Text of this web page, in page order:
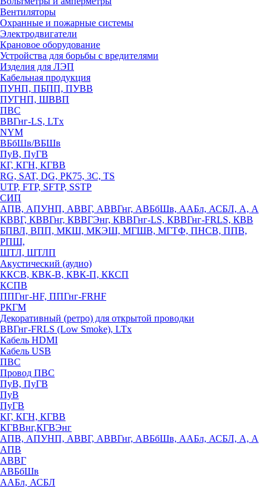
Вентиляторы
Охранные и пожарные системы
Электродвигатели
Крановое оборудование
Устройства для борьбы с вредителями
Изделия для ЛЭП
Кабельная продукция
ПУНП, ПБПП, ПУВВ
ПУГНП, ШВВП
ПВС
ВВГнг-LS, LTx
NYM
ВБбШв/ВБШв
ПуВ, ПуГВ
КГ, КГН, КГВВ
RG, SAT, DG, РК75, 3С, TS
UTP, FTP, SFTP, SSTP
СИП
АПВ, АПУНП, АВВГ, АВВГнг, АВБбШв, ААБл, АСБЛ, А, А
КВВГ, КВВГнг, КВВГЭнг, КВВГнг-LS, КВВГнг-FRLS, КВВ
БПВЛ, ВПП, МКШ, МКЭШ, МГШВ, МГТФ, ПНСВ, ППВ,
РПШ,
ШТЛ, ШТЛП
Акустический (аудио)
ККСВ, КВК-В, КВК-П, ККСП
КСПВ
ППГнг-HF, ППГнг-FRHF
РКГМ
Декоративный (ретро) для открытой проводки
ВВГнг-FRLS (Low Smoke), LTx
Кабель HDMI
Кабель USB
ПВС
Провод ПВС
ПуВ, ПуГВ
ПуВ
ПуГВ
КГ, КГН, КГВВ
КГВВнг,КГВЭнг
АПВ, АПУНП, АВВГ, АВВГнг, АВБбШв, ААБл, АСБЛ, А, А
АПВ
АВВГ
АВБбШв
ААБл, АСБЛ